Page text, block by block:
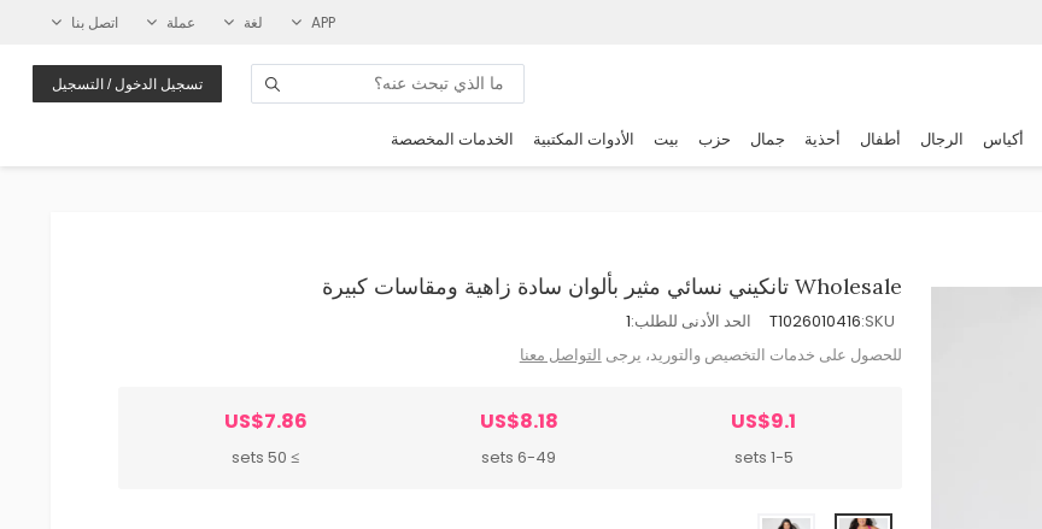
APP لغة عملة اتصل بنا
تسجيل الدخول / التسجيل
أكياس الرجال أطفال أحذية جمال حزب بيت الأدوات المكتبية الخدمات المخصصة
Wholesale تانكيني نسائي مثير بألوان سادة زاهية ومقاسات كبيرة
SKU:
T1026010416 الحد الأدنى للطلب:1
للحصول على خدمات التخصيص والتوريد، يرجى التواصل معنا
US$9.1
1-5 sets
US$8.18
6-49 sets
US$7.86
≥ 50 sets